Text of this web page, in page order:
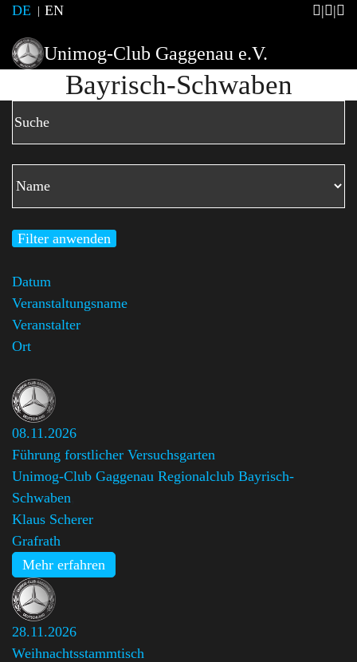
DE EN
Unimog-Club Gaggenau e.V.
Bayrisch-Schwaben
Filter anwenden
Datum
Veranstaltungsname
Veranstalter
Ort
08.11.2026
Führung forstlicher Versuchsgarten
Unimog-Club Gaggenau Regionalclub Bayrisch-
Schwaben
Klaus Scherer
Grafrath
Mehr erfahren
28.11.2026
Weihnachtsstammtisch